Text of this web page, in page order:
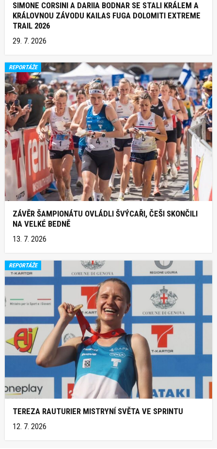
SIMONE CORSINI A DARIIA BODNAR SE STALI KRÁLEM A
KRÁLOVNOU ZÁVODU KAILAS FUGA DOLOMITI EXTREME
TRAIL 2026
29. 7. 2026
REPORTÁŽE
ZÁVĚR ŠAMPIONÁTU OVLÁDLI ŠVÝCAŘI, ČEŠI SKONČILI
NA VELKÉ BEDNĚ
13. 7. 2026
REPORTÁŽE
TEREZA RAUTURIER MISTRYNÍ SVĚTA VE SPRINTU
12. 7. 2026